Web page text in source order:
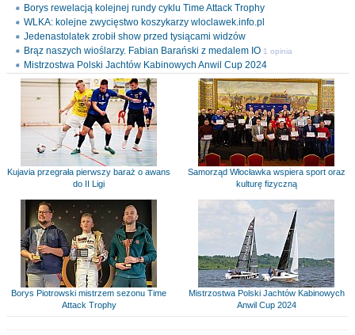
Borys rewelacją kolejnej rundy cyklu Time Attack Trophy
WLKA: kolejne zwycięstwo koszykarzy wloclawek.info.pl
Jedenastolatek zrobił show przed tysiącami widzów
Brąz naszych wioślarzy. Fabian Barański z medalem IO 1 opinia
Mistrzostwa Polski Jachtów Kabinowych Anwil Cup 2024
Kujavia przegrała pierwszy baraż o awans
do II Ligi
Samorząd Włocławka wspiera sport oraz
kulturę fizyczną
Borys Piotrowski mistrzem sezonu Time
Attack Trophy
Mistrzostwa Polski Jachtów Kabinowych
Anwil Cup 2024